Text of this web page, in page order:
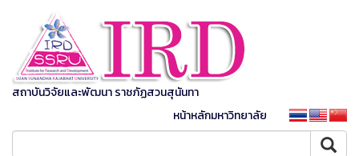
สถาบันวิจัยและพัฒนา ราชภัฏสวนสุนันทา
หน้าหลักมหาวิทยาลัย